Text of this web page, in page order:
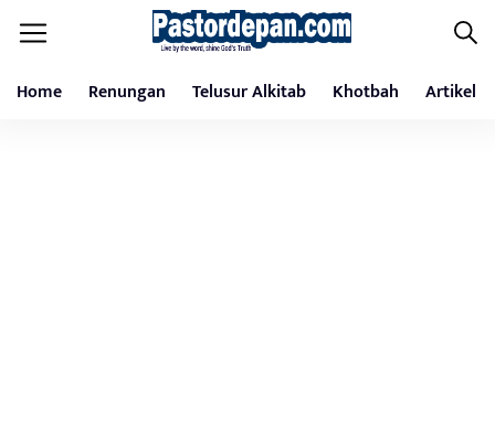
Home Renungan Telusur Alkitab Khotbah Artikel